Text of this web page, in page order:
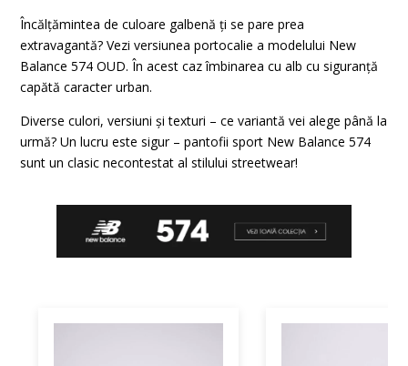
Încălțămintea de culoare galbenă ți se pare prea
extravagantă? Vezi versiunea portocalie a modelului New
Balance 574 OUD. În acest caz îmbinarea cu alb cu siguranță
capătă caracter urban.
Diverse culori, versiuni și texturi – ce variantă vei alege până la
urmă? Un lucru este sigur – pantofii sport New Balance 574
sunt un clasic necontestat al stilului streetwear!